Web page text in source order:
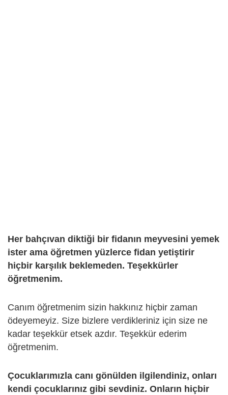
Her bahçıvan diktiği bir fidanın meyvesini yemek
ister ama öğretmen yüzlerce fidan yetiştirir
hiçbir karşılık beklemeden. Teşekkürler
öğretmenim.
Canım öğretmenim sizin hakkınız hiçbir zaman
ödeyemeyiz. Size bizlere verdikleriniz için size ne
kadar teşekkür etsek azdır. Teşekkür ederim
öğretmenim.
Çocuklarımızla canı gönülden ilgilendiniz, onları
kendi çocuklarınız gibi sevdiniz. Onların hiçbir